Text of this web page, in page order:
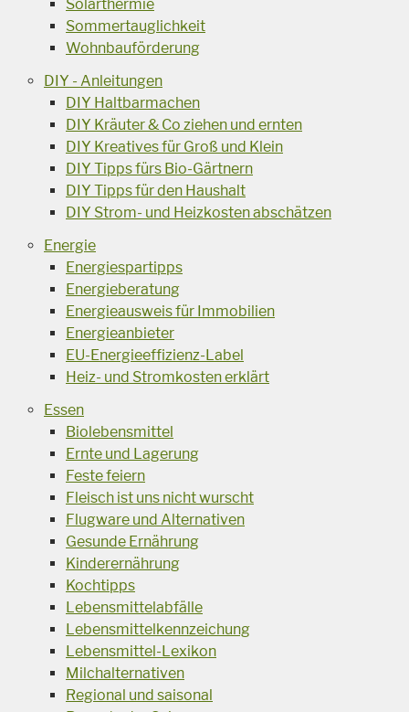
Solarthermie
Sommertauglichkeit
Wohnbauförderung
DIY - Anleitungen
DIY Haltbarmachen
DIY Kräuter & Co ziehen und ernten
DIY Kreatives für Groß und Klein
DIY Tipps fürs Bio-Gärtnern
DIY Tipps für den Haushalt
DIY Strom- und Heizkosten abschätzen
Energie
Energiespartipps
Energieberatung
Energieausweis für Immobilien
Energieanbieter
EU-Energieeffizienz-Label
Heiz- und Stromkosten erklärt
Essen
Biolebensmittel
Ernte und Lagerung
Feste feiern
Fleisch ist uns nicht wurscht
Flugware und Alternativen
Gesunde Ernährung
Kinderernährung
Kochtipps
Lebensmittelabfälle
Lebensmittelkennzeichung
Lebensmittel-Lexikon
Milchalternativen
Regional und saisonal